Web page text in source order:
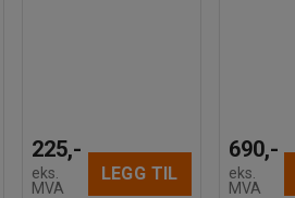
225,-
eks.
MVA
LEGG TIL
690,-
eks.
MVA